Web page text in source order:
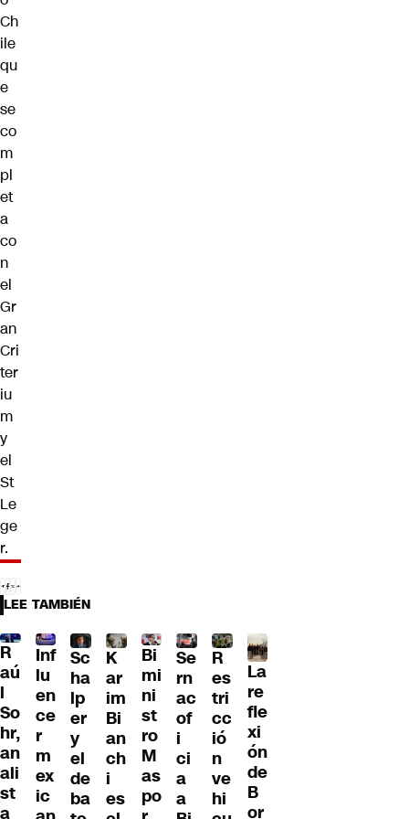
Ch
ile
qu
e
se
co
m
pl
et
a
co
n
el
Gr
an
Cri
ter
iu
m
y
el
St
Le
ge
r.
LEE TAMBIÉN
R
aú
l
So
hr,
an
ali
st
a
Inf
lu
en
ce
r
m
ex
ic
Sc
ha
lp
er
y
el
de
ba
K
ar
im
Bi
an
ch
i
es
Bi
mi
ni
st
ro
M
as
po
Se
rn
ac
of
i
ci
a
a
R
es
tri
cc
ió
n
ve
hi
La
re
fle
xi
ón
de
B
or